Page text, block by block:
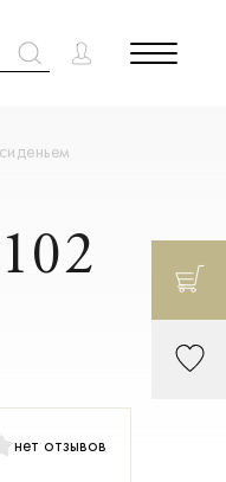
нет отзывов